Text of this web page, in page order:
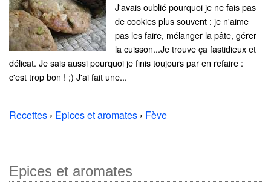
J'avais oublié pourquoi je ne fais pas
de cookies plus souvent : je n'aime
pas les faire, mélanger la pâte, gérer
la cuisson...Je trouve ça fastidieux et
délicat. Je sais aussi pourquoi je finis toujours par en refaire :
c'est trop bon ! ;) J'ai fait une...
Recettes › Epices et aromates › Fève
Epices et aromates